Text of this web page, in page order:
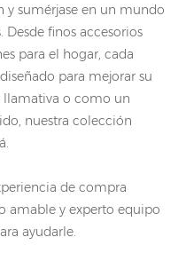
y sumérjase en un mundo
finos accesorios
para el hogar, cada
para mejorar su
llamativa o como un
nuestra colección
de compra
amable y experto equipo
ayudarle.